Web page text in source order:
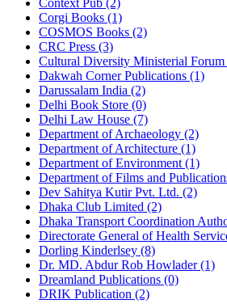
Context Pub (2)
Corgi Books (1)
COSMOS Books (2)
CRC Press (3)
Cultural Diversity Ministerial Forum
Dakwah Corner Publications (1)
Darussalam India (2)
Delhi Book Store (0)
Delhi Law House (7)
Department of Archaeology (2)
Department of Architecture (1)
Department of Environment (1)
Department of Films and
Dev Sahitya Kutir Pvt. Ltd. (2)
Dhaka Club Limited (2)
Dhaka Transport Coordination
Directorate General of Health
Dorling Kinderlsey (8)
Dr. MD. Abdur Rob Howlader (1)
Dreamland Publications (0)
DRIK Publication (2)